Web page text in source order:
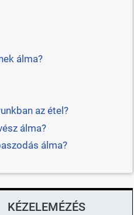
álma?
az étel?
álma?
álma?
KÉZELEMÉZÉS